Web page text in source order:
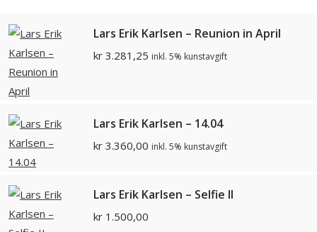
Lars Erik Karlsen – Reunion in April
kr 3.281,25 inkl. 5% kunstavgift
Lars Erik Karlsen – 14.04
kr 3.360,00 inkl. 5% kunstavgift
Lars Erik Karlsen – Selfie II
kr 1.500,00